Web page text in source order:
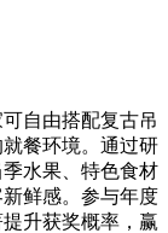
自由搭配复古吊
餐环境。通过研
水果、特色食材
鲜感。参与年度
升获奖概率，赢